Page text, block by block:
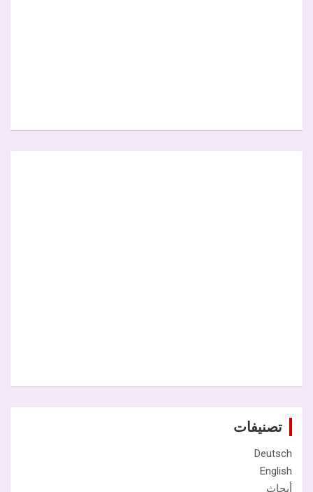
تصنيفات
Deutsch
English
أبحاث